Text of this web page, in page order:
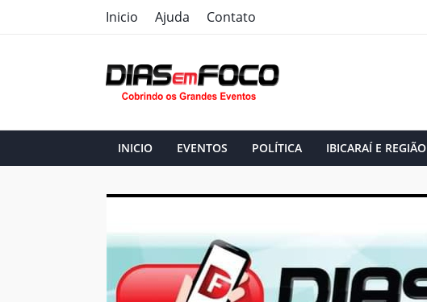
Inicio Ajuda Contato
INICIO EVENTOS POLÍTICA IBICARAÍ E REGIÃO